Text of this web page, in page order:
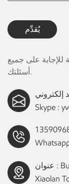
يُقدِّم
على الإنترنت 7 * 24 ساعة للإجابة على جميع
أسئلتك.
Skype :
عنوان : Building B, Industrial Avenue Middle No. 1 ,
Xiaolan